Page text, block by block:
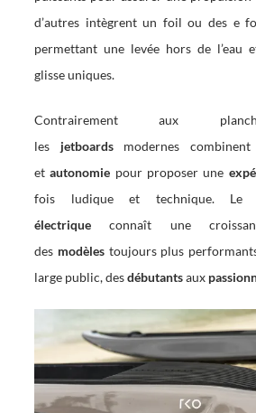
d’autres intègrent un foil ou des e
permettant une levée hors de l’eau
glisse uniques.
Contrairement aux
les jetboardsmodernes combinent
etautonomie pour proposer une
fois ludique et technique. Le
électrique connaît une
des modèlestoujours plus
large public, desdébutantsaux